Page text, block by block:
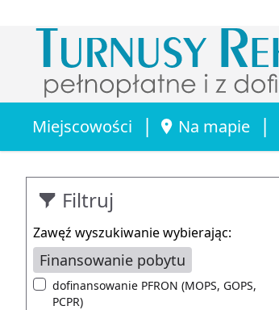
Miejscowości | Na mapie |
Filtruj
Zawęź wyszukiwanie wybierając:
Finansowanie pobytu
dofinansowanie PFRON (MOPS, GOPS,
PCPR)